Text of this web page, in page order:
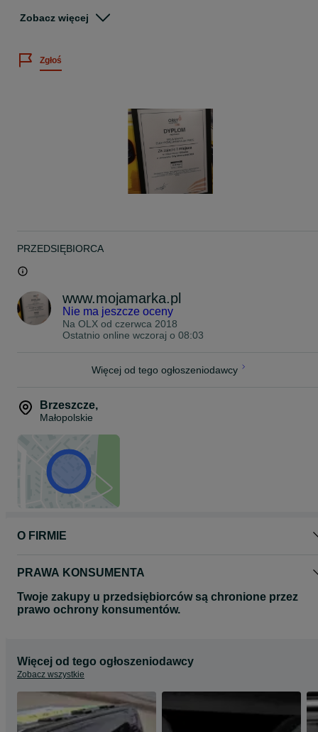
Messenger na ekranie fabrycznego systemu multimedialnego!
Zadwoń zapytaj o szczegóły, na pytania sms/formularza
Doposażenia premium, sprzedaż, montaż elektroniki pojazdów
osobowych, sprawdź również inne nasze ogłoszenia. Opinie
klientów w google po wpisaniu frazy Mojamarka Gilowice
Zobacz więcej
Zgłoś
PRZEDSIĘBIORCA
www.mojamarka.pl
Nie ma jeszcze oceny
Na OLX od czerwca 2018
Ostatnio online wczoraj o 08:03
Więcej od tego ogłoszeniodawcy
Brzeszcze,
Małopolskie
O FIRMIE
PRAWA KONSUMENTA
Twoje zakupy u przedsiębiorców są chronione przez
prawo ochrony konsumentów.
Więcej od tego ogłoszeniodawcy
Zobacz wszystkie